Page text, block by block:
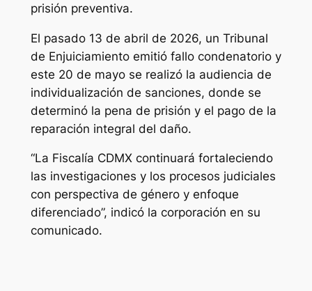
prisión preventiva.
El pasado 13 de abril de 2026, un Tribunal
de Enjuiciamiento emitió fallo condenatorio y
este 20 de mayo se realizó la audiencia de
individualización de sanciones, donde se
determinó la pena de prisión y el pago de la
reparación integral del daño.
“La Fiscalía CDMX continuará fortaleciendo
las investigaciones y los procesos judiciales
con perspectiva de género y enfoque
diferenciado”, indicó la corporación en su
comunicado.